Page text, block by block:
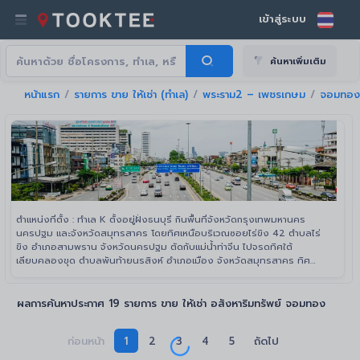
เข้าสู่ระบบ
ค้นหาเพิ่มเติม
หน้าแรก รายการ ขาย ให้เช่า (ทำเล) พระราม2 – เพชรเกษม จอมทอง
ตำแหน่งที่ตั้ง : ทำเล K ตั้งอยู่ฝั่งธนบุรี กินพื้นที่จังหวัดกรุงเทพมหานคร
นครปฐม และจังหวัดสมุทรสาคร โดยทิศเหนือบริเวณซอยไร่ขิง 42 ตำบลไร่
ขิง อำเภอสามพราน จังหวัดนครปฐม ตัดกับแม่น้ำท่าจีน ไปจรดทิศใต้
เลียบคลองขุด ตำบลพันท้ายนรสิงห์ อำเภอเมือง จังหวัดสมุทรสาคร ทิศ
ผลการค้นหาประกาศ 19 รายการ ขาย ให้เช่า อสังหาริมทรัพย์ จอมทอง
ก่อนหน้า 1 2 3 4 5 ถัดไป